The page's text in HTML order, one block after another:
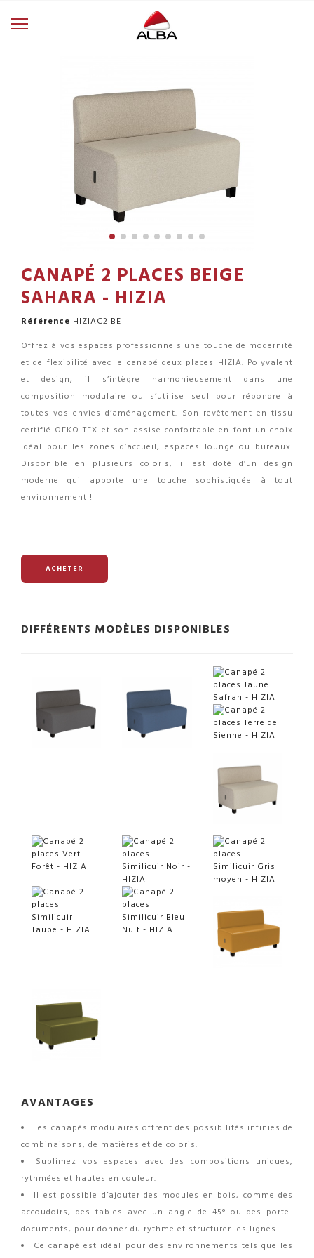
CANAPÉ 2 PLACES BEIGE
SAHARA - HIZIA
Référence HIZIAC2 BE
Offrez à vos espaces professionnels une touche de modernité
et de flexibilité avec le canapé deux places HIZIA. Polyvalent
et design, il s’intègre harmonieusement dans une
composition modulaire ou s’utilise seul pour répondre à
toutes vos envies d’aménagement. Son revêtement en tissu
certifié OEKO TEX et son assise confortable en font un choix
idéal pour les zones d’accueil, espaces lounge ou bureaux.
Disponible en plusieurs coloris, il est doté d’un design
moderne qui apporte une touche sophistiquée à tout
environnement !
ACHETER
DIFFÉRENTS MODÈLES DISPONIBLES
AVANTAGES
Les canapés modulaires offrent des possibilités infinies de
combinaisons, de matières et de coloris.
Sublimez vos espaces avec des compositions uniques,
rythmées et hautes en couleur.
Il est possible d’ajouter des modules en bois, comme des
accoudoirs, des tables avec un angle de 45° ou des porte-
documents, pour donner du rythme et structurer les lignes.
Ce canapé est idéal pour des environnements tels que les